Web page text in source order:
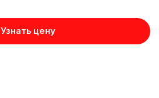
Узнать цену